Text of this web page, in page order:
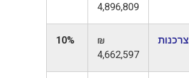
4,896,809
צרכנות
₪
4,662,597
10%